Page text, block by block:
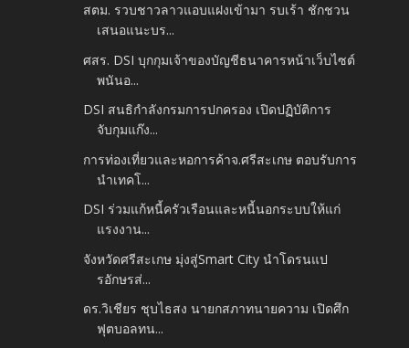
สตม. รวบชาวลาวแอบแฝงเข้ามา รบเร้า ชักชวน
เสนอแนะบร...
ศสร. DSI บุกกุมเจ้าของบัญชีธนาคารหน้าเว็บไซต์
พนันอ...
DSI สนธิกำลังกรมการปกครอง เปิดปฏิบัติการ
จับกุมแก๊ง...
การท่องเที่ยวและหอการค้าจ.ศรีสะเกษ ตอบรับการ
นำเทคโ...
DSI ร่วมแก้หนี้ครัวเรือนและหนี้นอกระบบให้แก่
แรงงาน...
จังหวัดศรีสะเกษ มุ่งสู่Smart City นำโดรนแป
รอักษรส่...
ดร.วิเชียร ชุบไธสง นายกสภาทนายความ เปิดศึก
ฟุตบอลทน...